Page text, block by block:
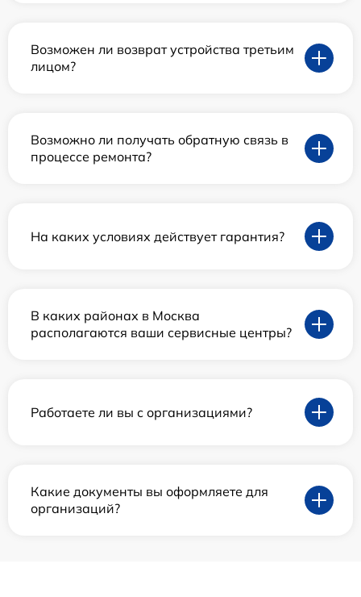
Возможен ли возврат устройства третьим
лицом?
Возможно ли получать обратную связь в
процессе ремонта?
На каких условиях действует гарантия?
В каких районах в Москва
располагаются ваши сервисные центры?
Работаете ли вы с организациями?
Какие документы вы оформляете для
организаций?